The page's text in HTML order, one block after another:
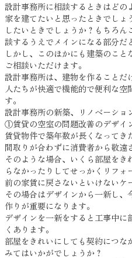
設計事務所に相談するときはどの
家を建てたいと思ったときでしょ
したいときでしょうか？もちろ
談するうえでメインになる部分だ
しかし、このほかにも建築のこ
ご相談いただけます。
設計事務所は、建物を作ることだ
人たちが快適で機能的で便利な空
す。
設計事務所の新築、リノベーショ
①賃貸の空室の問題改善のデザイ
賃貸物件で築年数が長くなって
間取りが合わずに消費者から敬遠
そのような場合、いくら部屋を
らなかったりしてせっかくリフ
前の家賃に戻さないといけないケ
その場合はデザインから一新し
作りが重要になります。
デザインを一新をすると工事中
くあります。
部屋をきれいにしても契約につな
みてはいかがでしょうか？